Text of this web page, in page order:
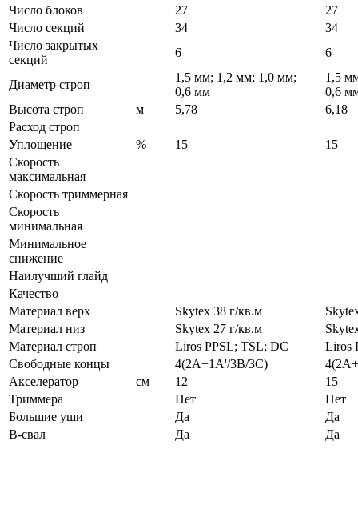
Число блоков
27
27
Число секций
34
34
Число закрытых
секций
6 6
Диаметр строп
1,5 мм; 1,2 мм; 1,0 мм;
0,6 мм
1,5
0,6
Высота строп
м 5,78
6,18
Расход строп
Уплощение
% 15
15
Скорость
максимальная
Скорость триммерная
Скорость
минимальная
Минимальное
снижение
Наилучший глайд
Качество
Материал верх
Skytex 38 г/кв.м
Материал низ
Skytex 27 г/кв.м
Материал строп
Liros PPSL; TSL; DC
Liros
Свободные концы
4(2A+1A'/3B/3C)
Акселератор
см 12
15
Триммера
Нет
Нет
Большие уши
Да
Да
B-свал
Да Да